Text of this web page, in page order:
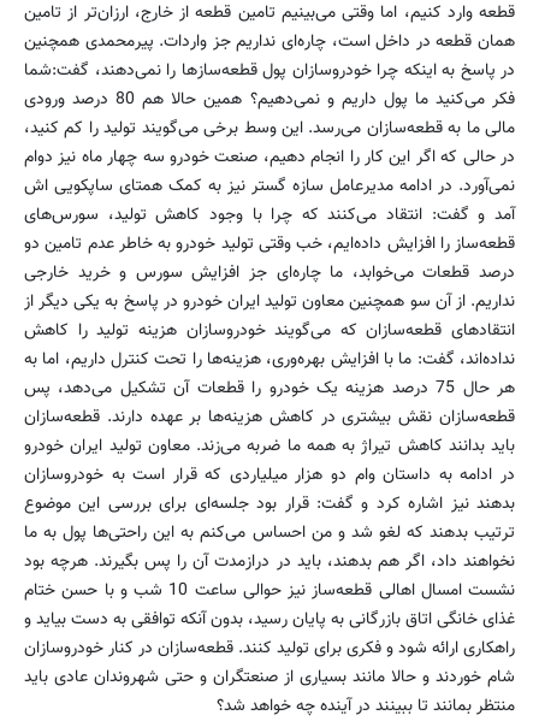
قطعه وارد کنیم، اما وقتی می‌بینیم تامین قطعه از خارج، ارزان‌تر از تامین
همان قطعه در داخل است، چاره‌ای نداریم جز واردات. پیرمحمدی همچنین
در پاسخ به اینکه چرا خودروسازان پول قطعه‌سازها را نمی‌دهند، گفت:شما
فکر می‌کنید ما پول داریم و نمی‌دهیم؟ همین حالا هم 80 درصد ورودی
مالی ما به قطعه‌سازان می‌رسد. این وسط برخی می‌گویند تولید را کم کنید،
در حالی که اگر این کار را انجام دهیم، صنعت خودرو سه چهار ماه نیز دوام
نمی‌آورد. در ادامه مدیرعامل‌ سازه گستر نیز به کمک همتای ساپکویی اش
آمد و گفت: انتقاد می‌کنند که چرا با وجود کاهش تولید، سورس‌های
قطعه‌ساز را افزایش داده‌ایم، خب وقتی تولید خودرو به خاطر عدم تامین دو
درصد قطعات می‌خوابد، ما چاره‌ای جز افزایش سورس و خرید خارجی
نداریم. از آن سو همچنین معاون تولید ایران خودرو در پاسخ به یکی دیگر از
انتقادهای قطعه‌سازان که می‌گویند خودروسازان هزینه تولید را کاهش
نداده‌اند، گفت: ما با افزایش بهره‌وری، هزینه‌ها را تحت کنترل داریم، اما به
هر حال 75 درصد هزینه یک خودرو را قطعات آن تشکیل می‌دهد، پس
قطعه‌سازان نقش بیشتری در کاهش هزینه‌ها بر عهده دارند. قطعه‌سازان
باید بدانند کاهش تیراژ به همه ما ضربه می‌زند. معاون تولید ایران خودرو
در ادامه به داستان وام دو هزار میلیاردی که قرار است به خودروسازان
بدهند نیز اشاره کرد و گفت: قرار بود جلسه‌ای برای بررسی این موضوع
ترتیب بدهند که لغو شد و من احساس می‌کنم به این راحتی‌ها پول به ما
نخواهند داد، اگر هم بدهند، باید در درازمدت آن را پس بگیرند. هرچه بود
نشست امسال اهالی قطعه‌ساز نیز حوالی ساعت 10 شب و با حسن ختام
غذای خانگی اتاق بازرگانی به پایان رسید، بدون آنکه توافقی به دست بیاید و
راهکاری ارائه شود و فکری برای تولید کنند. قطعه‌سازان در کنار خودروسازان
شام خوردند و حالا مانند بسیاری از صنعتگران و حتی شهروندان عادی باید
منتظر بمانند تا ببینند در آینده چه خواهد شد؟